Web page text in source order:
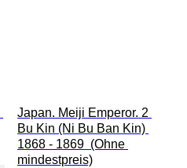
Japan. Meiji Emperor. 2
Bu Kin (Ni Bu Ban Kin)
1868 - 1869  (Ohne
mindestpreis)